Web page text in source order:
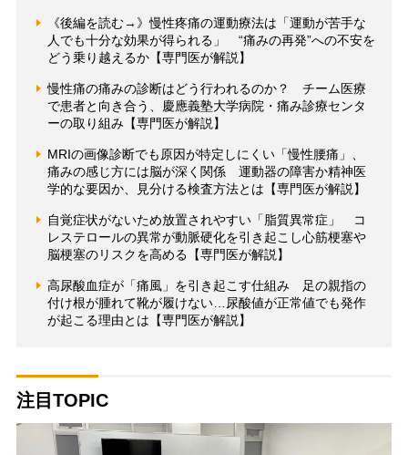
《後編を読む→》慢性疼痛の運動療法は「運動が苦手な
人でも十分な効果が得られる」 “痛みの再発”への不安を
どう乗り越えるか【専門医が解説】
慢性痛の痛みの診断はどう行われるのか？ チーム医療
で患者と向き合う、慶應義塾大学病院・痛み診療センタ
ーの取り組み【専門医が解説】
MRIの画像診断でも原因が特定しにくい「慢性腰痛」、
痛みの感じ方には脳が深く関係 運動器の障害か精神医
学的な要因か、見分ける検査方法とは【専門医が解説】
自覚症状がないため放置されやすい「脂質異常症」 コ
レステロールの異常が動脈硬化を引き起こし心筋梗塞や
脳梗塞のリスクを高める【専門医が解説】
高尿酸血症が「痛風」を引き起こす仕組み 足の親指の
付け根が腫れて靴が履けない…尿酸値が正常値でも発作
が起こる理由とは【専門医が解説】
注目TOPIC